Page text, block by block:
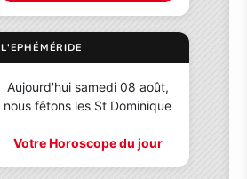
L'EPHÉMÉRIDE
Aujourd'hui samedi 08 août,
nous fêtons les St Dominique
Votre Horoscope du jour